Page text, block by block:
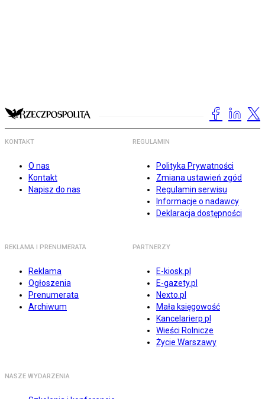
KONTAKT
O nas
Kontakt
Napisz do nas
REGULAMIN
Polityka Prywatności
Zmiana ustawień zgód
Regulamin serwisu
Informacje o nadawcy
Deklaracja dostępności
REKLAMA I PRENUMERATA
Reklama
Ogłoszenia
Prenumerata
Archiwum
PARTNERZY
E-kiosk.pl
E-gazety.pl
Nexto.pl
Mała księgowość
Kancelarierp.pl
Wieści Rolnicze
Życie Warszawy
NASZE WYDARZENIA